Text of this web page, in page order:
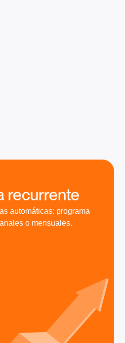
recurrente
automáticas: programa
o mensuales.